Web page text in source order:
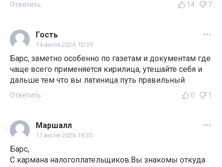
Ответить 14 7
Гость
14 июля 2026 10:39
Барс, заметно особенно по газетам и документам где
чаще всего применяется кирилица, утешайте себя и
дальше тем что вы латиница путь правильный
Ответить 0 1
Маршалл
11 июля 2026 19:35
Барс,
С кармана налогоплательщиков.Вы знакомы откуда